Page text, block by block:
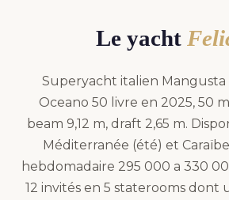
Le yacht
Superyacht italien Mangusta
Oceano 50 livre en 2025, 50
beam 9,12 m, draft 2,65 m.
Méditerranée (été) et
hebdomadaire 295 000 a 330
12 invités en 5 staterooms dont